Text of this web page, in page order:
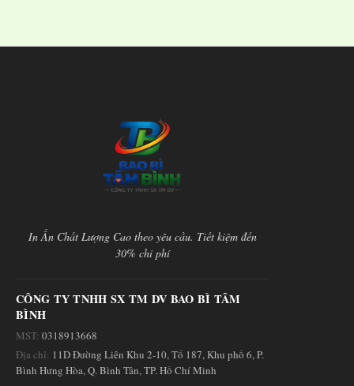
In Ấn Chất Lượng Cao theo yêu cầu. Tiết kiệm đến
30% chi phí
CÔNG TY TNHH SX TM DV BAO BÌ TÂM
BÌNH
MST: 0318913668
Địa chỉ: 11D Đường Liên Khu 2-10, Tổ 187, Khu phố 6, P.
Bình Hưng Hòa, Q. Bình Tân, TP. Hồ Chí Minh